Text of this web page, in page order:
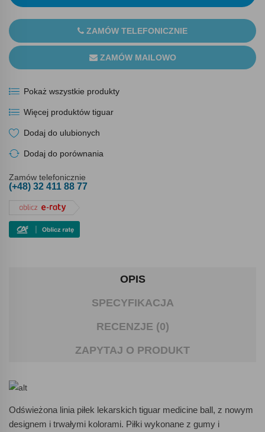
ZAMÓW TELEFONICZNIE
ZAMÓW MAILOWO
Pokaż wszystkie produkty
Więcej produktów tiguar
Dodaj do ulubionych
Dodaj do porównania
Zamów telefonicznie
(+48) 32 411 88 77
OPIS
SPECYFIKACJA
RECENZJE (0)
ZAPYTAJ O PRODUKT
Odświeżona linia piłek lekarskich tiguar medicine ball, z nowym
designem i trwałymi kolorami. Piłki wykonane z gumy i